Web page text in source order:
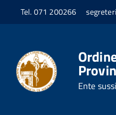
Tel. 071 200266
Ente